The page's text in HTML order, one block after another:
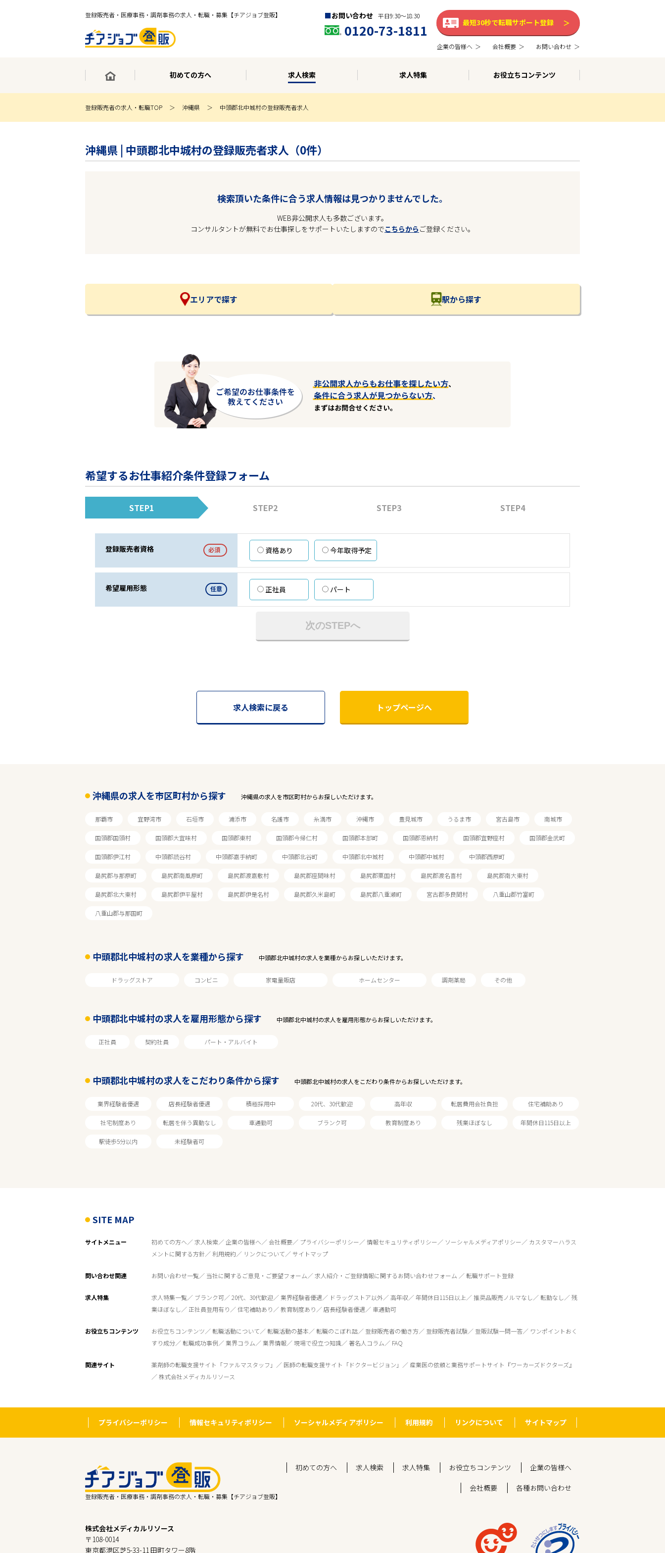
登録販売者・医療事務・調剤事務の求人・転職・募集【チアジョブ登販】 お問い合わせ 平日9:30〜18:30
0120-73-1811 最短30秒で転職サポート登録
企業の皆様へ 会社概要 お問い合わせ
初めての方へ 求人検索 求人特集 お役立ちコンテンツ
登録販売者の求人・転職TOP 沖縄県 中頭郡北中城村の登録販売者求人
沖縄県 | 中頭郡北中城村の登録販売者求人（0件）
検索頂いた条件に合う求人情報は見つかりませんでした。
WEB非公開求人も多数ございます。
コンサルタントが無料でお仕事探しをサポートいたしますのでこちらから ご登録ください。
エリアで探す 駅から探す
エリアで探す 駅から探す
中頭郡北中城村
業種
フリーワード
希望するお仕事紹介条件登録フォーム
STEP1 STEP2 STEP3 STEP4
登録販売者資格 必須 資格あり 今年取得予定
希望雇用形態 任意 正社員 パート
次のSTEPへ
求人検索に戻る トップページへ
沖縄県の求人を市区町村から探す 沖縄県の求人を市区町村からお探しいただけます。
那覇市 宜野湾市 石垣市 浦添市 名護市 糸満市 沖縄市 豊見城市 うるま市 宮古島市 南城市
国頭郡国頭村 国頭郡大宜味村 国頭郡東村 国頭郡今帰仁村 国頭郡本部町 国頭郡恩納村 国頭郡宜野座村 国頭郡金武町
国頭郡伊江村 中頭郡読谷村 中頭郡嘉手納町 中頭郡北谷町 中頭郡北中城村 中頭郡中城村 中頭郡西原町
島尻郡与那原町 島尻郡南風原町 島尻郡渡嘉敷村 島尻郡座間味村 島尻郡粟国村 島尻郡渡名喜村 島尻郡南大東村
島尻郡北大東村 島尻郡伊平屋村 島尻郡伊是名村 島尻郡久米島町 島尻郡八重瀬町 宮古郡多良間村 八重山郡竹富町
八重山郡与那国町
中頭郡北中城村の求人を業種から探す 中頭郡北中城村の求人を業種からお探しいただけます。
ドラッグストア コンビニ 家電量販店 ホームセンター 調剤薬局 その他
中頭郡北中城村の求人を雇用形態から探す 中頭郡北中城村の求人を雇用形態からお探しいただけます。
正社員 契約社員 パート・アルバイト
中頭郡北中城村の求人をこだわり条件から探す 中頭郡北中城村の求人をこだわり条件からお探しいただけます。
業界経験者優遇 店長経験者優遇 積極採用中 20代、30代歓迎 高年収 転居費用会社負担 住宅補助あり
社宅制度あり 転居を伴う異動なし 車通勤可 ブランク可 教育制度あり 残業ほぼなし 年間休日115日以上
駅徒歩5分以内 未経験者可
SITE MAP
サイトメニュー 初めての方へ 求人検索 企業の皆様へ 会社概要 プライバシーポリシー 情報セキュリティポリシー ソーシャルメディアポリシー
カスタマーハラス
メントに関する方針
利用規約 リンクについて サイトマップ
問い合わせ関連 お問い合わせ一覧 当社に関するご意見・ご要望フォーム 求人紹介・ご登録情報に関するお問い合わせフォーム 転職サポート登録
求人特集 求人特集一覧 ブランク可 20代、30代歓迎 業界経験者優遇 ドラッグストア以外 高年収 年間休日115日以上 推奨品販売ノルマなし 転勤なし
残
業ほぼなし
正社員登用有り 住宅補助あり 教育制度あり 店長経験者優遇 車通勤可
お役立ちコンテンツ お役立ちコンテンツ 転職活動について 転職活動の基本 転職のこぼれ話 登録販売者の働き方 登録販売者試験 登販試験一問一答
ワンポイントおく
すり成分
転職成功事例 業界コラム 業界情報 現場で役立つ知識 著名人コラム FAQ
関連サイト 薬剤師の転職支援サイト「ファルマスタッフ」 医師の転職支援サイト「ドクタービジョン」
産業医の依頼と業務サポートサイト『ワーカーズドクターズ』
株式会社メディカルリソース
プライバシーポリシー 情報セキュリティポリシー ソーシャルメディアポリシー 利用規約 リンクについて サイトマップ
登録販売者・医療事務・調剤事務の求人・転職・募集【チアジョブ登販】
初めての方へ 求人検索 求人特集 お役立ちコンテンツ 企業の皆様へ
会社概要 各種お問い合わせ
株式会社メディカルリソース
〒108-0014
東京都港区芝5-33-11 田町タワー8階